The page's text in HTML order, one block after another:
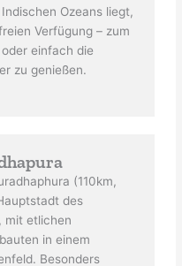
Ozeans liegt,
Verfügung – zum
einfach die
zu genießen.
(110km,
des
mit etlichen
in einem
Besonders